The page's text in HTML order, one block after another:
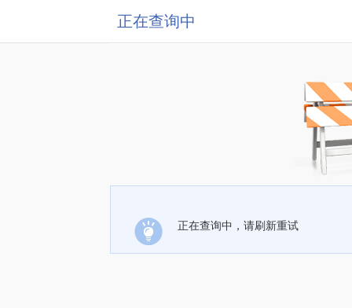
正在查询中
正在查询中，请刷新重试